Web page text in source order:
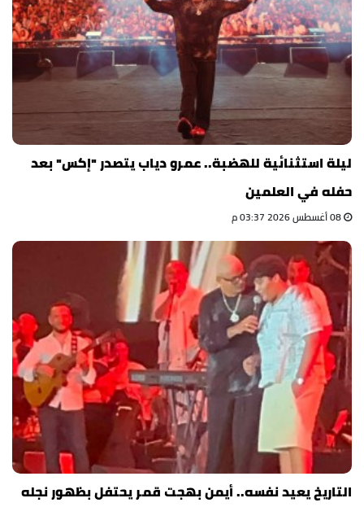
ليلة استثنائية للهضبة.. عمرو دياب يتصدر "إكس" بعد
حفله في العلمين
التاريخ يعيد نفسه.. أيمن بهجت قمر يحتفل بظهور نجله